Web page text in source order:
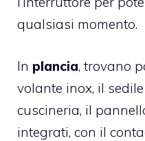
qualsiasi momento.
In plancia, trovano
volante inox, il
cuscineria, il
integrati, con il